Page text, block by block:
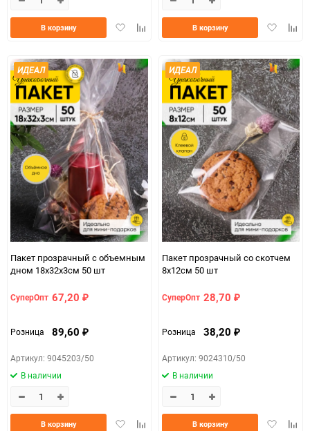
ДобавитьДобавить
В корзину
Добавить
В корзину
ИДЕАЛ
Пакет прозрачный с объемным
дном 18х32х3см 50 шт
СуперОпт 67,20 ₽
Розница 89,60 ₽
Артикул: 9045203/50
В наличии
ДобавитьДобавить
В корзину
ИДЕАЛ
Пакет прозрачный со скотчем
8х12cм 50 шт
СуперОпт 28,70 ₽
Розница 38,20 ₽
Артикул: 9024310/50
В наличии
Добавить
В корзину